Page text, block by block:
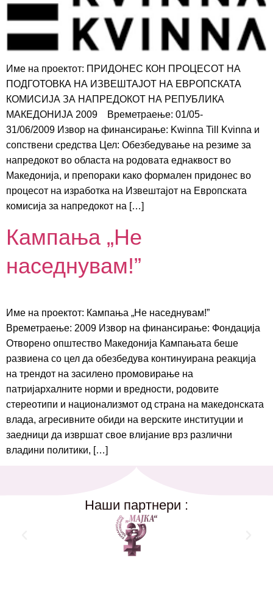
Име на проектот: ПРИДОНЕС КОН ПРОЦЕСОТ НА
ПОДГОТОВКА НА ИЗВЕШТАЈОТ НА ЕВРОПСКАТА
КОМИСИЈА ЗА НАПРЕДОКОТ НА РЕПУБЛИКА
МАКЕДОНИЈА 2009 Времетраење: 01/05-
31/06/2009 Извор на финансирање: Kwinna Till Kvinna и
сопствени средства Цел: Обезбедување на резиме за
напредокот во областа на родовата еднаквост во
Македонија, и препораки како формален придонес во
процесот на изработка на Извештајот на Европската
комисија за напредокот на […]
Кампања „Не
наседнувам!”
Име на проектот: Кампања „Не наседнувам!”
Времетраење: 2009 Извор на финансирање: Фондација
Отворено општество Македонија Кампањата беше
развиена со цел да обезбедува континуирана реакција
на трендот на засилено промовирање на
патријархалните норми и вредности, родовите
стереотипи и национализмот од страна на македонската
влада, агресивните обиди на верските институции и
заедници да извршат свое влијание врз различни
владини политики, […]
Наши партнери :